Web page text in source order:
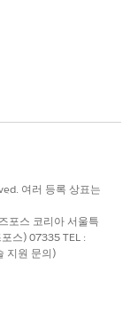
여러 등록 상표는
포스 코리아 서울특
스) 07335 TEL :
지원 문의)